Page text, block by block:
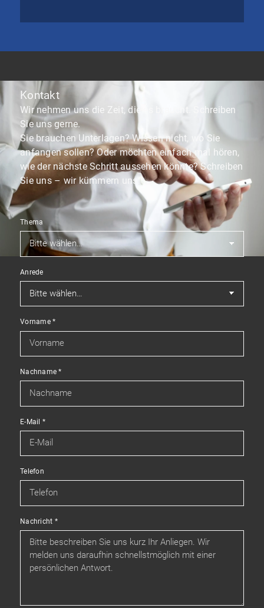
Kontakt
Wir nehmen uns die Zeit, die es braucht. Schreiben
Sie uns gerne.
Sie brauchen Unterlagen? Wissen nicht, wo Sie
anfangen sollen? Oder möchten einfach mal hören,
wie der nächste Schritt aussehen könnte? Schreiben
Sie uns – wir kümmern uns.
Thema
Anrede
Vorname*
Nachname*
E-Mail *
Telefon
Nachricht *